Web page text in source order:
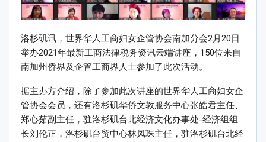
洛杉矶讯，世界华人工商妇女企管协会南加分会2月20日
举办2021年最新工商法律税务资讯云端讲座，150位来自
南加州侨界及企管工商界人士参加了此次活动。
据主办方介绍，除了参加此次讲座的世界华人工商妇女企
管协会会员，还有洛杉矶华侨文教服务中心张皓君主任、
郑心茹副主任，驻洛杉矶台北经济文化办事处-经济组组
长刘伦正，洛杉矶台贸中心林凤珠主任，驻洛杉矶台北经